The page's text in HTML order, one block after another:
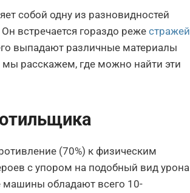
собой одну из разновидностей
встречается гораздо реже стражей
выпадают различные материалы
расскажем, где можно найти эти
(70%) к физическим
с упором на подобный вид урона
машины обладают всего 10-